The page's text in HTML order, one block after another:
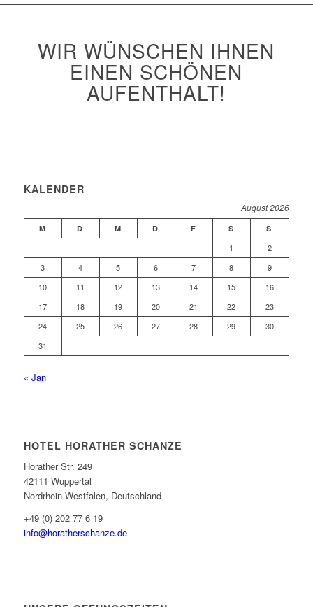
WIR WÜNSCHEN IHNEN
EINEN SCHÖNEN
AUFENTHALT!
KALENDER
August 2026
M D M D F S S
1
2
3
4 5 6 7 8
9
10
11 12 13 14 15
16
17
18 19 20 21 22
23
24
25 26 27 28 29
30
31
« Jan
HOTEL HORATHER SCHANZE
Horather Str. 249
42111 Wuppertal
Nordrhein Westfalen, Deutschland
+49 (0) 202 77 6 19
info@horatherschanze.de